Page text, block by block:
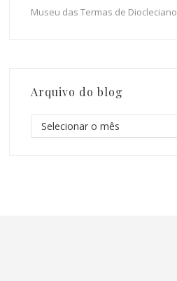
Museu das Termas de Diocleciano
Arquivo do blog